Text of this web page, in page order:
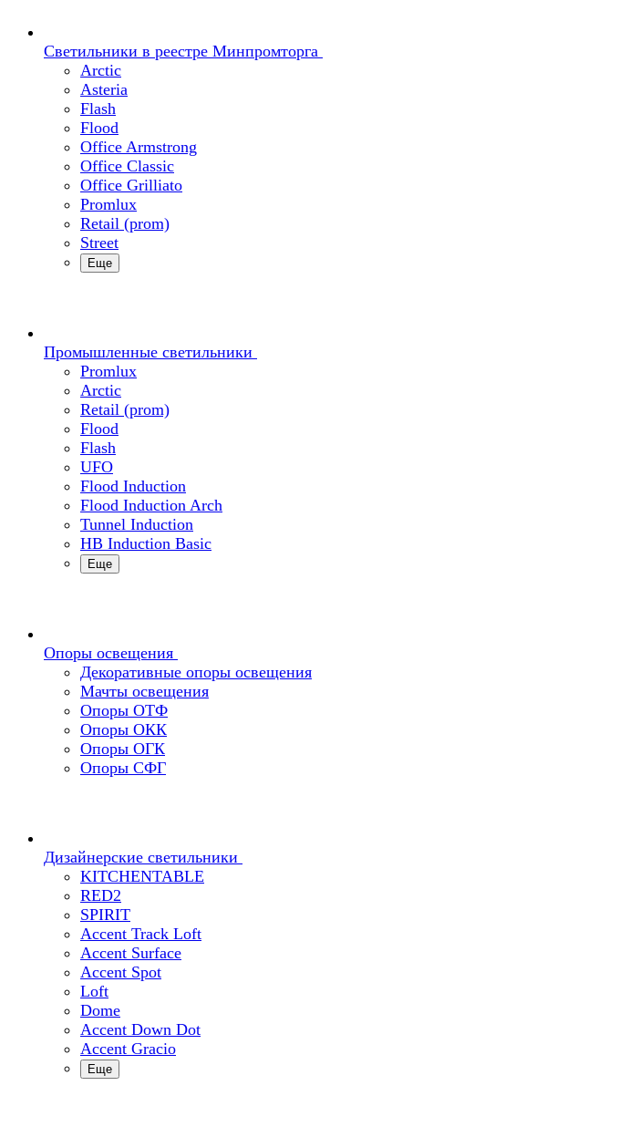
Светильники в реестре Минпромторга
Arctic
Asteria
Flash
Flood
Office Armstrong
Office Classic
Office Grilliato
Promlux
Retail (prom)
Street
Еще
Промышленные светильники
Promlux
Arctic
Retail (prom)
Flood
Flash
UFO
Flood Induction
Flood Induction Arch
Tunnel Induction
HB Induction Basic
Еще
Опоры освещения
Декоративные опоры освещения
Мачты освещения
Опоры ОТФ
Опоры ОКК
Опоры ОГК
Опоры СФГ
Дизайнерские светильники
KITCHENTABLE
RED2
SPIRIT
Accent Track Loft
Accent Surface
Accent Spot
Loft
Dome
Accent Down Dot
Accent Gracio
Еще